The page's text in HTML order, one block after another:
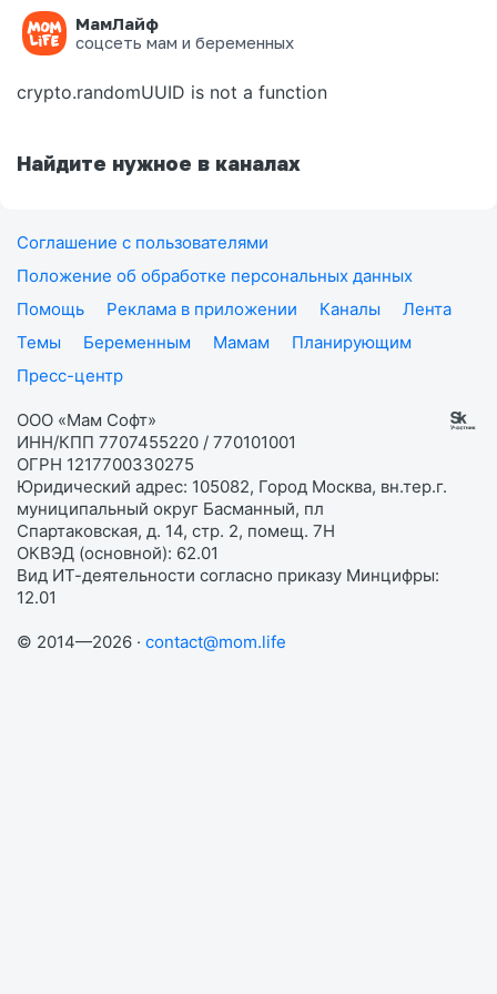
МамЛайф
соцсеть мам и беременных
Ошибка на странице
crypto.randomUUID is not a function
Найдите нужное в каналах
Соглашение с пользователями
Положение об обработке персональных данных
Помощь
Реклама в приложении Каналы
Лента
Темы
Беременным Мамам
Планирующим
Пресс-центр
ООО «Мам Софт»
ИНН/КПП 7707455220 / 770101001
ОГРН 1217700330275
Юридический адрес: 105082, Город Москва, вн.тер.г.
муниципальный округ Басманный, пл
Спартаковская, д. 14, стр. 2, помещ. 7Н
ОКВЭД (основной): 62.01
Вид ИТ-деятельности согласно приказу Минцифры:
12.01
© 2014—2026 · contact@mom.life